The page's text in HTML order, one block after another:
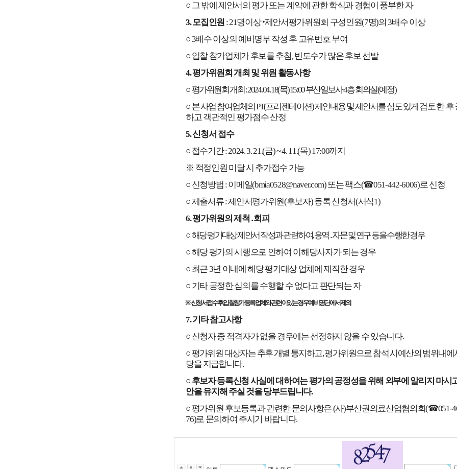
○ 그 밖에 제안서의 평가 또는 계약에 관한 학식과 경험이 풍부한 자
3.모집인원 : 21명이상‣제안서평가위원회 구성인원(7명)의3배수 이상
○3배수 이상의 예비명부 작성 후 고유번호 부여
○ 입찰 참가업체가 후보를 추첨,빈도수가 많은 후보 선발
4.평가위원회 개최 및 위원 활동사항
○ 평가위원회 개최 : 2024. 04. 18(목) 15:00부산일보사4층 회의실(예정)
○ 본 사업 참여업체의 PT(프리젠테이션)제안내용 및 제안서를 심도 있게 검토한 후
하고 객관적인 평가점수 산정
5.신청서 접수
○ 접수기간: 2024. 3. 21.(금) ~ 4. 11.(목) 17:00까지
※ 적정인원 미달 시 추가접수 가능
○ 신청방법 :이메일(bmia0528@naver.com)또는 팩스(☎051-442-6006)로 신청
○제출서류:제안서평가위원(후보자)등록 신청서(서식1)
6.평가위원의 제척 ․회피
○해당 평가대상 제안서 작성과 관련하여,용역․자문 및 연구 등을 수행한 경우
○해당 평가의 시행으로 인하여 이해당사자가 되는 경우
○ 최근3년 이내에 해당 평가대상 업체에 재직한 경우
○ 기타 공정한 심의를 수행할 수 없다고 판단되는 자
※신청서 접수 후입찰참가 등록업체와 관련이 있는 경우 예비명단에서 제외
7.기타 참고사항
○ 신청자 중 적격자가 없을 경우에는 선정하지 않을 수 있습니다.
○ 평가위원 대상자는 추후 개별 통지하고,평가위원으로 참석 시 예산의 범위내에
당을 지급합니다.
○ 후보자 등록신청 사실에 대하여는 평가의 공정성을 위해 외부에 알리지 마시
안을 유지해 주실 것을 당부드립니다.
○ 평가위원 후보등록과 관련한 문의사항은(사)부산권의료산업협의회(☎051-
76)로 문의하여 주시기 바랍니다.